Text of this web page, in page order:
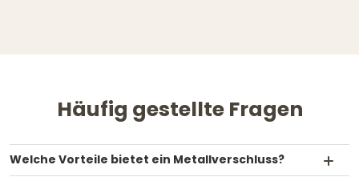
Häufig gestellte Fragen
Welche Vorteile bietet ein Metallverschluss?